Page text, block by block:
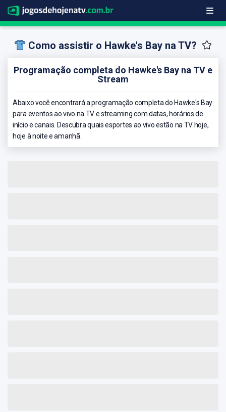
Como assistir o Hawke's Bay na TV?
Programação completa do Hawke's Bay na TV e
Stream
Abaixo você encontrará a programação completa do Hawke's Bay
para eventos ao vivo na TV e streaming com datas, horários de
início e canais. Descubra quais esportes ao vivo estão na TV hoje,
hoje à noite e amanhã.